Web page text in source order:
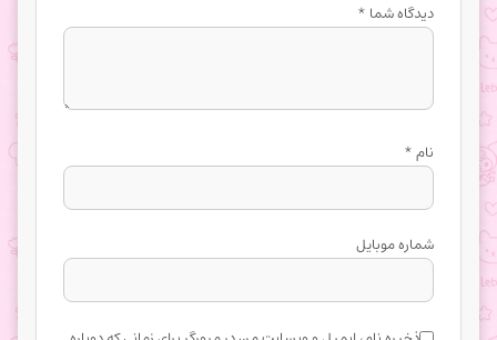
دیدگاه شما *
نام*
شماره موبایل